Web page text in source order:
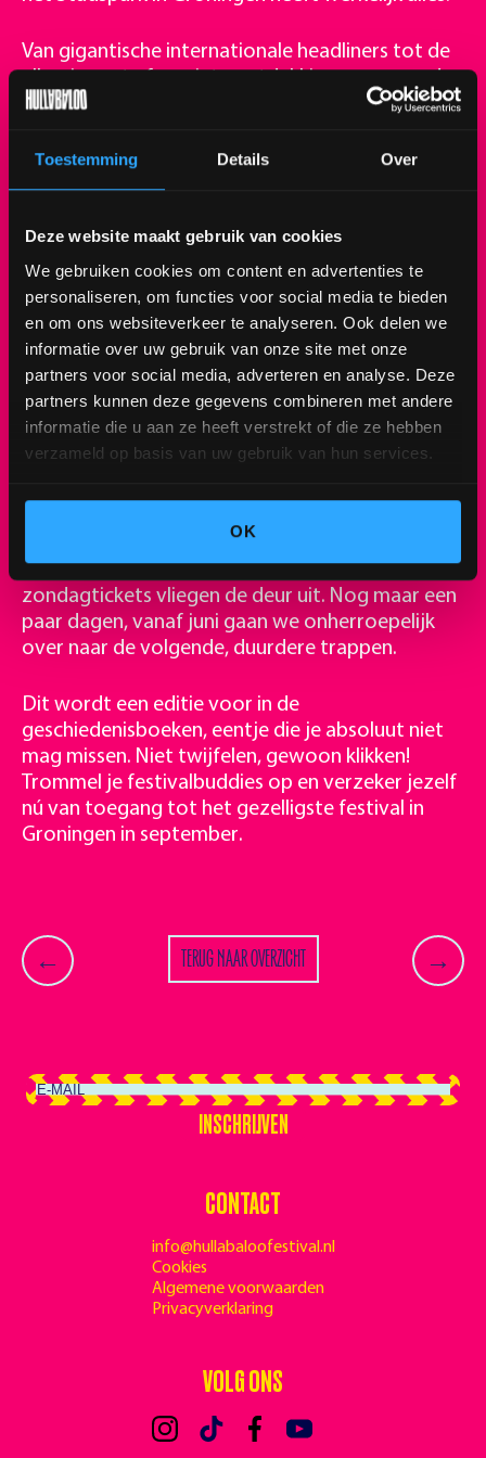
Toestemming Details Over
Deze website maakt gebruik van cookies
We gebruiken cookies om content en advertenties te
personaliseren, om functies voor social media te bieden
en om ons websiteverkeer te analyseren. Ook delen we
informatie over uw gebruik van onze site met onze
partners voor social media, adverteren en analyse. Deze
partners kunnen deze gegevens combineren met andere
informatie die u aan ze heeft verstrekt of die ze hebben
verzameld op basis van uw gebruik van hun services.
OK
Van gigantische internationale headliners tot de
hardste meezingers tot complete chaos… We
singer-songwriters naar de dikste elektronische
groter, kleurrijker en magischer te worden dan
ooit tevoren.
KEIHARD RICHTING EEN UITVERKOCHT WEEKEND IN
GRONINGEN
we het honderd procent zeker: we gaan in
records. Onze Late weekendtickets zijn inmiddels
volledig uitverkocht en ook de Late zaterdag- en
zondagtickets vliegen de deur uit. Nog maar een
paar dagen, vanaf juni gaan we onherroepelijk
over naar de volgende, duurdere trappen.
Dit wordt een editie voor in de
geschiedenisboeken, eentje die je absoluut niet
mag missen. Niet twijfelen, gewoon klikken!
Trommel je festivalbuddies op en verzeker jezelf
nú van toegang tot het gezelligste festival in
Groningen in september.
← TERUG NAAR OVERZICHT →
CONTACT
info@hullabaloofestival.nl
Cookies
Algemene voorwaarden
Privacyverklaring
INSCHRIJVEN
INSCHRIJVEN
VOLG ONS